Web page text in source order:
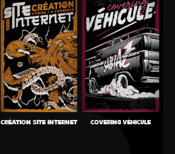
CRÉATION SITE INTERNET COVERING VÉHICULE